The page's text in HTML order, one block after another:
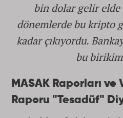
bin dolar gelir elde
dönemlerde bu kripto
kadar çıkıyordu.
bu
MASAK Raporları ve
Raporu "Tesadüf"